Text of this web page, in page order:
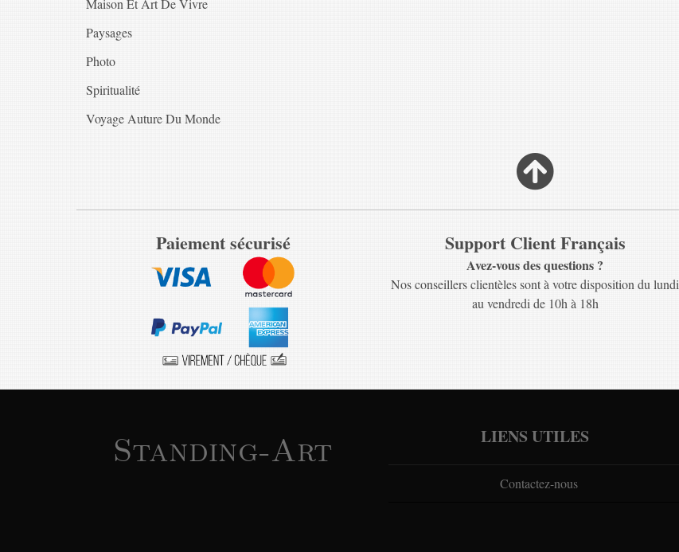
Maison Et Art De Vivre
Paysages
Photo
Spiritualité
Voyage Auture Du Monde
Paiement sécurisé Support Client Français
Avez-vous des questions ?
Nos conseillers clientèles sont à votre disposition du lundi
au vendredi de 10h à 18h
Standing-Art LIENS UTILES
Contactez-nous